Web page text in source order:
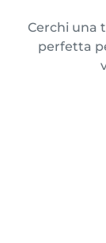
Cerchi una
perfetta